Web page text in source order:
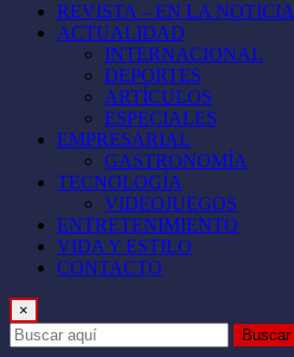
REVISTA – EN LA NOTICIA
ACTUALIDAD
INTERNACIONAL
DEPORTES
ARTÍCULOS
ESPECIALES
EMPRESARIAL
GASTRONOMÍA
TECNOLOGÍA
VIDEOJUEGOS
ENTRETENIMIENTO
VIDA Y ESTILO
CONTACTO
×
Buscar